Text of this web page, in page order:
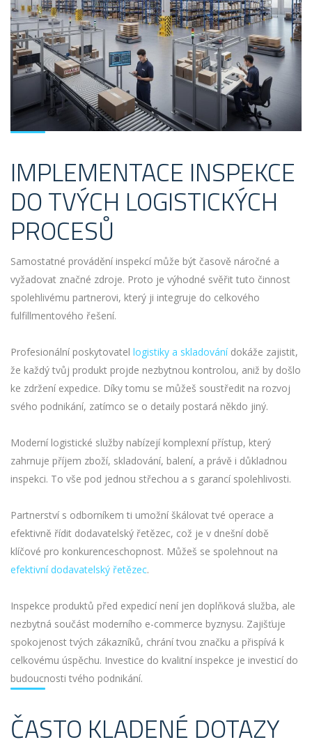
IMPLEMENTACE INSPEKCE
DO TVÝCH LOGISTICKÝCH
PROCESŮ
Samostatné provádění inspekcí může být časově náročné a
vyžadovat značné zdroje. Proto je výhodné svěřit tuto činnost
spolehlivému partnerovi, který ji integruje do celkového
fulfillmentového řešení.
Profesionální poskytovatel logistiky a skladovánídokáže zajistit,
že každý tvůj produkt projde nezbytnou kontrolou, aniž by došlo
ke zdržení expedice. Díky tomu se můžeš soustředit na rozvoj
svého podnikání, zatímco se o detaily postará někdo jiný.
Moderní logistické služby nabízejí komplexní přístup, který
zahrnuje příjem zboží, skladování, balení, a právě i důkladnou
inspekci. To vše pod jednou střechou a s garancí spolehlivosti.
Partnerství s odborníkem ti umožní škálovat tvé operace a
efektivně řídit dodavatelský řetězec, což je v dnešní době
klíčové pro konkurenceschopnost. Můžeš se spolehnout na
efektivní dodavatelský řetězec.
Inspekce produktů před expedicí není jen doplňková služba, ale
nezbytná součást moderního e-commerce byznysu. Zajišťuje
spokojenost tvých zákazníků, chrání tvou značku a přispívá k
celkovému úspěchu. Investice do kvalitní inspekce je investicí do
budoucnosti tvého podnikání.
ČASTO KLADENÉ DOTAZY